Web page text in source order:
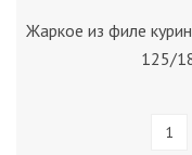
Жаркое из филе
125/